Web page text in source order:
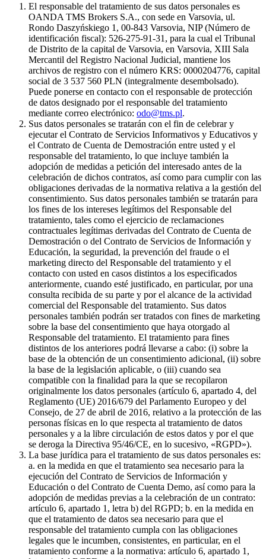
El responsable del tratamiento de sus datos personales es
OANDA TMS Brokers S.A., con sede en Varsovia, ul.
Rondo Daszyńskiego 1, 00-843 Varsovia, NIP (Número de
identificación fiscal): 526-275-91-31, para la cual el Tribunal
de Distrito de la capital de Varsovia, en Varsovia, XIII Sala
Mercantil del Registro Nacional Judicial, mantiene los
archivos de registro con el número KRS: 0000204776, capital
social de 3 537 560 PLN (integralmente desembolsado).
Puede ponerse en contacto con el responsable de protección
de datos designado por el responsable del tratamiento
mediante correo electrónico: odo@tms.pl.
Sus datos personales se tratarán con el fin de celebrar y
ejecutar el Contrato de Servicios Informativos y Educativos y
el Contrato de Cuenta de Demostración entre usted y el
responsable del tratamiento, lo que incluye también la
adopción de medidas a petición del interesado antes de la
celebración de dichos contratos, así como para cumplir con las
obligaciones derivadas de la normativa relativa a la gestión del
consentimiento. Sus datos personales también se tratarán para
los fines de los intereses legítimos del Responsable del
tratamiento, tales como el ejercicio de reclamaciones
contractuales legítimas derivadas del Contrato de Cuenta de
Demostración o del Contrato de Servicios de Información y
Educación, la seguridad, la prevención del fraude o el
marketing directo del Responsable del tratamiento y el
contacto con usted en casos distintos a los especificados
anteriormente, cuando esté justificado, en particular, por una
consulta recibida de su parte y por el alcance de la actividad
comercial del Responsable del tratamiento. Sus datos
personales también podrán ser tratados con fines de marketing
sobre la base del consentimiento que haya otorgado al
Responsable del tratamiento. El tratamiento para fines
distintos de los anteriores podrá llevarse a cabo: (i) sobre la
base de la obtención de un consentimiento adicional, (ii) sobre
la base de la legislación aplicable, o (iii) cuando sea
compatible con la finalidad para la que se recopilaron
originalmente los datos personales (artículo 6, apartado 4, del
Reglamento (UE) 2016/679 del Parlamento Europeo y del
Consejo, de 27 de abril de 2016, relativo a la protección de las
personas físicas en lo que respecta al tratamiento de datos
personales y a la libre circulación de estos datos y por el que
se deroga la Directiva 95/46/CE, en lo sucesivo, «RGPD»).
La base jurídica para el tratamiento de sus datos personales es:
a. en la medida en que el tratamiento sea necesario para la
ejecución del Contrato de Servicios de Información y
Educación o del Contrato de Cuenta Demo, así como para la
adopción de medidas previas a la celebración de un contrato:
artículo 6, apartado 1, letra b) del RGPD; b. en la medida en
que el tratamiento de datos sea necesario para que el
responsable del tratamiento cumpla con las obligaciones
legales que le incumben, consistentes, en particular, en el
tratamiento conforme a la normativa: artículo 6, apartado 1,